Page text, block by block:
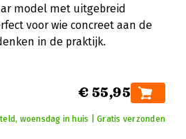
model met uitgebreid
voor wie concreet aan de
in de praktijk.
€ 55,95
woensdag in huis | Gratis verzonden